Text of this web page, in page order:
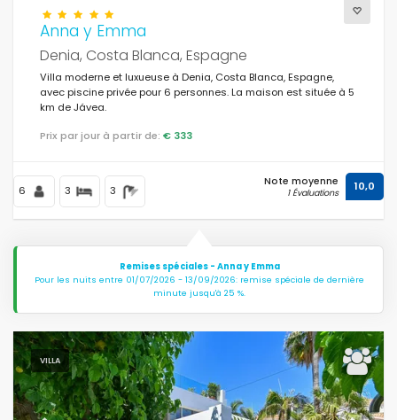
Anna y Emma
Denia, Costa Blanca, Espagne
Villa moderne et luxueuse à Denia, Costa Blanca, Espagne,
avec piscine privée pour 6 personnes. La maison est située à 5
km de Jávea.
Prix par jour à partir de: € 333
6 3 3
Note moyenne
1 Évaluations 10,0
Remises spéciales - Anna y Emma
Pour les nuits entre 01/07/2026 - 13/09/2026: remise spéciale de dernière
minute jusqu'à 25 %.
VILLA